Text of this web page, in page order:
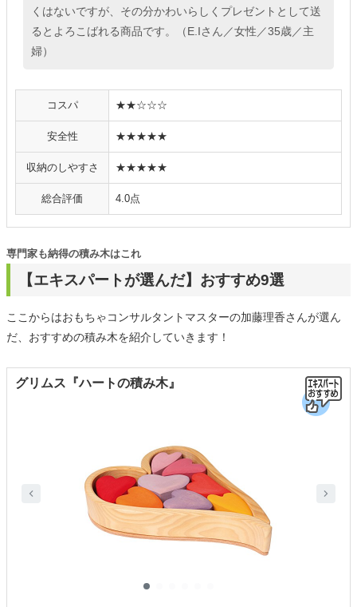
くはないですが、その分かわいらしくプレゼントとして送
るとよろこばれる商品です。（E.Iさん／女性／35歳／主
婦）
コスパ ★★☆☆☆
安全性 ★★★★★
収納のしやすさ ★★★★★
総合評価 4.0点
【エキスパートが選んだ】おすすめ9選
専門家も納得の積み木はこれ
ここからはおもちゃコンサルタントマスターの加藤理香さんが選ん
だ、おすすめの積み木を紹介していきます！
グリムス『ハートの積み木』